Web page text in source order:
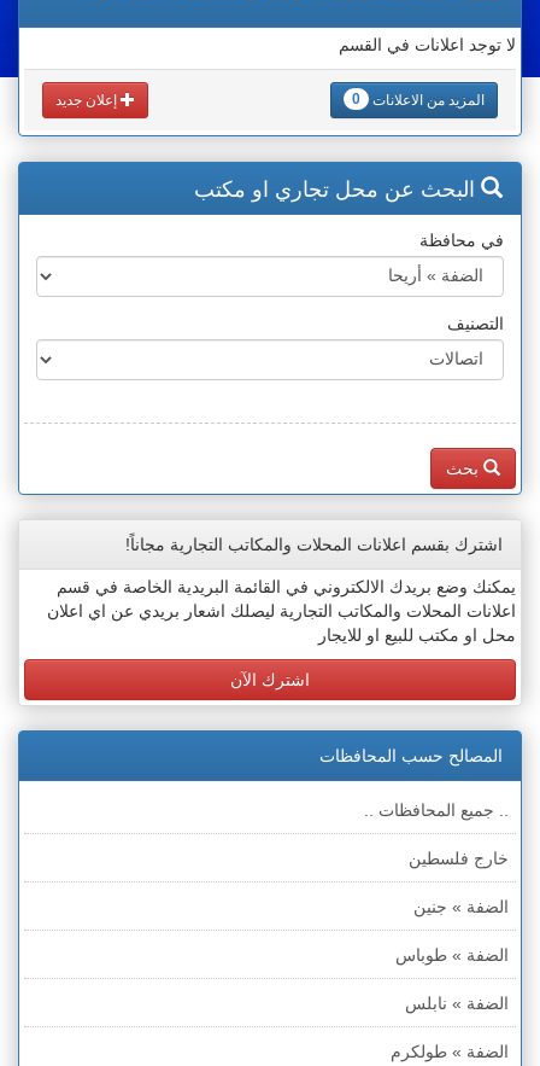
لا توجد اعلانات في القسم
المزيد من الاعلانات 0 إعلان جديد
البحث عن محل تجاري او مكتب
في محافظة
التصنيف
بحث
اشترك بقسم اعلانات المحلات والمكاتب التجارية مجاناً!
يمكنك وضع بريدك الالكتروني في القائمة البريدية الخاصة في قسم
اعلانات المحلات والمكاتب التجارية ليصلك اشعار بريدي عن اي اعلان
محل او مكتب للبيع او للايجار
اشترك الآن
المصالح حسب المحافظات
.. جميع المحافظات ..
خارج فلسطين
الضفة » جنين
الضفة » طوباس
الضفة » نابلس
الضفة » طولكرم